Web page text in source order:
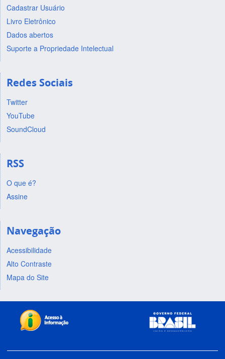
Cadastrar Usuário
Livro Eletrônico
Dados abertos
Suporte a Propriedade Intelectual
Redes Sociais
Twitter
YouTube
SoundCloud
RSS
O que é?
Assine
Navegação
Acessibilidade
Alto Contraste
Mapa do Site